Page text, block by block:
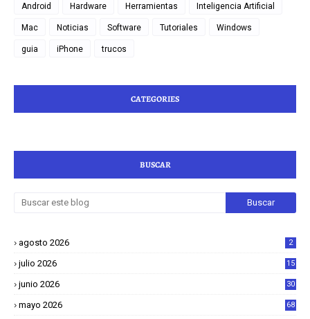
Android Hardware Herramientas Inteligencia Artificial
Mac Noticias Software Tutoriales Windows
guia iPhone trucos
CATEGORIES
BUSCAR
agosto 2026 2
julio 2026 15
junio 2026 30
mayo 2026 68